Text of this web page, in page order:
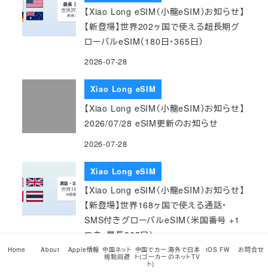
【Xiao Long eSIM（小龍eSIM）お知らせ】
【新登場】世界202ヶ国で使える超長期グ
ローバルeSIM（180日・365日）
2026-07-28
Xiao Long eSIM
【Xiao Long eSIM（小龍eSIM）お知らせ】
2026/07/28 eSIM更新のお知らせ
2026-07-28
Xiao Long eSIM
【Xiao Long eSIM（小龍eSIM）お知らせ】
【新登場】世界168ヶ国で使える通話・
SMS付きグローバルeSIM（米国番号 +1
つき・最長365日）
2026-07-27
Home About Apple情報 中国ネット
規制回避
中国でカー
ト(ゴーカー
ト)
海外で日本
のネットTV
iOS FW お問合せ